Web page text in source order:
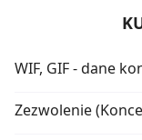
WIF, GIF - dane
Zezwolenie